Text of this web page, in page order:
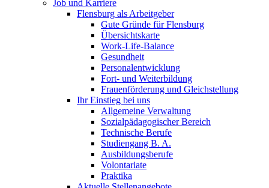
Job und Karriere
Flensburg als Arbeitgeber
Gute Gründe für Flensburg
Übersichtskarte
Work-Life-Balance
Gesundheit
Personalentwicklung
Fort- und Weiterbildung
Frauenförderung und Gleichstellung
Ihr Einstieg bei uns
Allgemeine Verwaltung
Sozialpädagogischer Bereich
Technische Berufe
Studiengang B. A.
Ausbildungsberufe
Volontariate
Praktika